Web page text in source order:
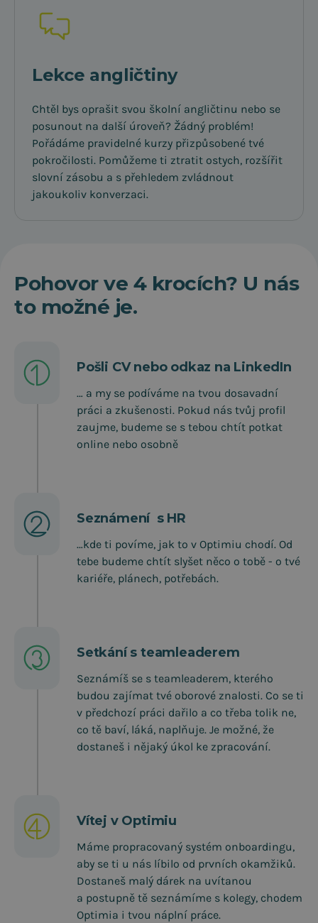
Lekce angličtiny
Chtěl bys oprašit svou školní angličtinu nebo se
posunout na další úroveň? Žádný problém!
Pořádáme pravidelné kurzy přizpůsobené tvé
pokročilosti. Pomůžeme ti ztratit ostych, rozšířit
slovní zásobu a s přehledem zvládnout
jakoukoliv konverzaci.
Pohovor ve 4 krocích? U nás
to možné je.
Pošli CV nebo odkaz na LinkedIn
… a my se podíváme na tvou dosavadní
práci a zkušenosti. Pokud nás tvůj profil
zaujme, budeme se s tebou chtít potkat
online nebo osobně
Seznámení s HR
…kde ti povíme, jak to v Optimiu chodí. Od
tebe budeme chtít slyšet něco o tobě - o tvé
kariéře, plánech, potřebách.
Setkání s teamleaderem
Seznámíš se s teamleaderem, kterého
budou zajímat tvé oborové znalosti. Co se ti
v předchozí práci dařilo a co třeba tolik ne,
co tě baví, láká, naplňuje. Je možné, že
dostaneš i nějaký úkol ke zpracování.
Vítej v Optimiu
Máme propracovaný systém onboardingu,
aby se ti u nás líbilo od prvních okamžiků.
Dostaneš malý dárek na uvítanou
a postupně tě seznámíme s kolegy, chodem
Optimia i tvou náplní práce.